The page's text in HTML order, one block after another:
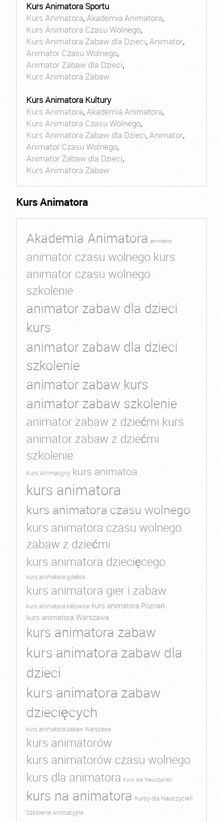
Kurs Animatora Sportu
Kurs Animatora,Akademia Animatora,
Kurs Animatora Czasu Wolnego,
Kurs Animatora Zabaw dla Dzieci,Animator,
Animator Czasu Wolnego,
Animator Zabaw dla Dzieci,
Kurs Animatora Zabaw
Kurs Animatora Kultury
Kurs Animatora,Akademia Animatora,
Kurs Animatora Czasu Wolnego,
Kurs Animatora Zabaw dla Dzieci,Animator,
Animator Czasu Wolnego,
Animator Zabaw dla Dzieci,
Kurs Animatora Zabaw
Kurs Animatora
Akademia Animatora animator
animator czasu wolnego kurs
animator czasu wolnego
szkolenie
animator zabaw dla dzieci
kurs
animator zabaw dla dzieci
szkolenie
animator zabaw kurs
animator zabaw szkolenie
animator zabaw z dziećmi kurs
animator zabaw z dziećmi
szkolenie
Kurs Animacyjny kurs animatoa
kurs animatora
kurs animatora czasu wolnego
kurs animatora czasu wolnego
zabaw z dziećmi
kurs animatora dziecięcego
kurs animatora gdańsk
kurs animatora gier i zabaw
kurs animatora katowice kurs animatora Poznań
kurs animatora Warszawa
kurs animatora zabaw
kurs animatora zabaw dla
dzieci
kurs animatora zabaw
dziecięcych
kurs animatora zabaw Warszawa
kurs animatorów
kurs animatorów czasu wolnego
kurs dla animatora Kurs dla Nauczycieli
kurs na animatora Kursy dla Nauczycieli
Szkolenie Animacyjne